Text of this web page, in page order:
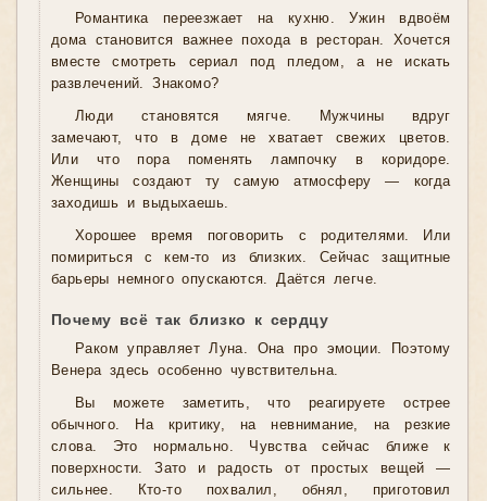
Романтика переезжает на кухню. Ужин вдвоём
дома становится важнее похода в ресторан. Хочется
вместе смотреть сериал под пледом, а не искать
развлечений. Знакомо?
Люди становятся мягче. Мужчины вдруг
замечают, что в доме не хватает свежих цветов.
Или что пора поменять лампочку в коридоре.
Женщины создают ту самую атмосферу — когда
заходишь и выдыхаешь.
Хорошее время поговорить с родителями. Или
помириться с кем-то из близких. Сейчас защитные
барьеры немного опускаются. Даётся легче.
Почему всё так близко к сердцу
Раком управляет Луна. Она про эмоции. Поэтому
Венера здесь особенно чувствительна.
Вы можете заметить, что реагируете острее
обычного. На критику, на невнимание, на резкие
слова. Это нормально. Чувства сейчас ближе к
поверхности. Зато и радость от простых вещей —
сильнее. Кто-то похвалил, обнял, приготовил